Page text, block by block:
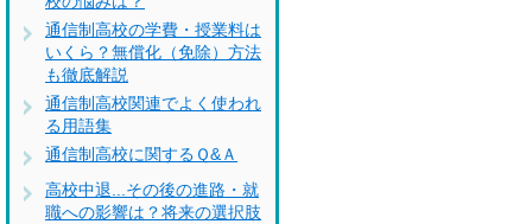
通信制高校の学費・授業料は
いくら？無償化（免除）方法
も徹底解説
通信制高校関連でよく使われ
る用語集
通信制高校に関するＱ&Ａ
高校中退...その後の進路・就
職への影響は？将来の選択肢